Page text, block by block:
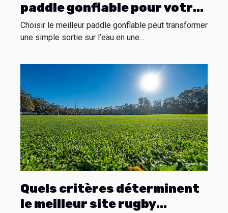
paddle gonflable pour votre
prochaine aventure
aquatique ?
Choisir le meilleur paddle gonflable peut transformer
une simple sortie sur l’eau en une...
Quels critères déterminent
le meilleur site rugby